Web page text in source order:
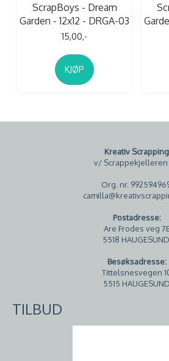
ScrapBoys - Dream
Garden - 12x12 - DRGA-03
15,00,-
KJØP
Kreativ Scrapping
v/ Scrappekjelleren
Org. nr.
Postadresse:
Are Frodes veg
5518 HAUGESUND
Besøksadresse:
Tittelsnesvegen
5515 HAUGESUND
TILBUD